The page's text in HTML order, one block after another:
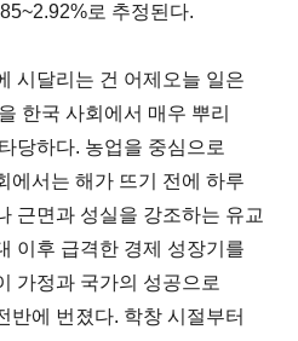
로 추정된다.
시달리는 건 어제오늘 일은
한국 사회에서 매우 뿌리
당하다. 농업을 중심으로
에서는 해가 뜨기 전에 하루
근면과 성실을 강조하는 유교
이후 급격한 경제 성장기를
가정과 국가의 성공으로
반에 번졌다. 학창 시절부터